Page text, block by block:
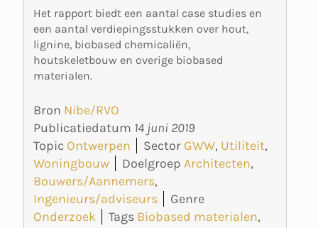
Het rapport biedt een aantal case studies en
een aantal verdiepingsstukken over hout,
lignine, biobased chemicaliën,
houtskeletbouw en overige biobased
materialen.
Bron Nibe/RVO
Publicatiedatum 14 juni 2019
Topic Ontwerpen Sector GWW, Utiliteit,
Woningbouw
Doelgroep Architecten,
Bouwers/Aannemers,
Ingenieurs/adviseurs
Genre
Onderzoek
Tags Biobased materialen,